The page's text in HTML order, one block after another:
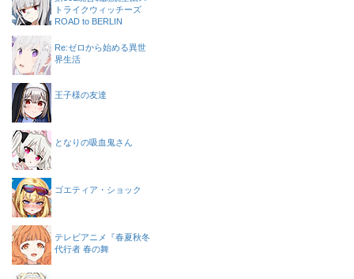
トライクウィッチーズ
ROAD to BERLIN
Re:ゼロから始める異世
界生活
王子様の友達
となりの吸血鬼さん
ゴエティア・ショック
テレビアニメ『春夏秋冬
代行者 春の舞